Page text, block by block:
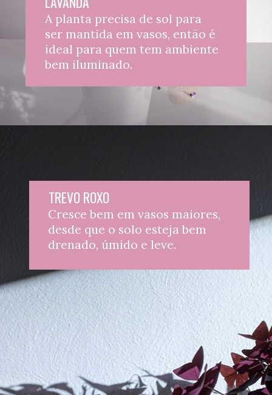
A planta precisa de sol para
ser mantida em vasos, então é
ideal para quem tem ambiente
bem iluminado.
TREVO ROXO
Cresce bem em vasos maiores,
desde que o solo esteja bem
drenado, úmido e leve.